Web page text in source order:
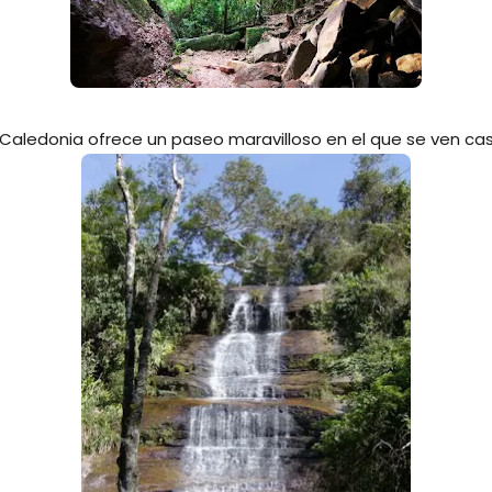
ofrece un paseo maravilloso en el que se ven